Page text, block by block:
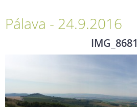
Pálava - 24.9.2016
IMG_8681